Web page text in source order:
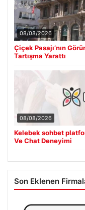
08/08/2026
Çiçek Pasajı’nın
Tartışma Yarattı
08/08/2026
Kelebek sohbet
Ve Chat Deneyimi
Son Eklenen